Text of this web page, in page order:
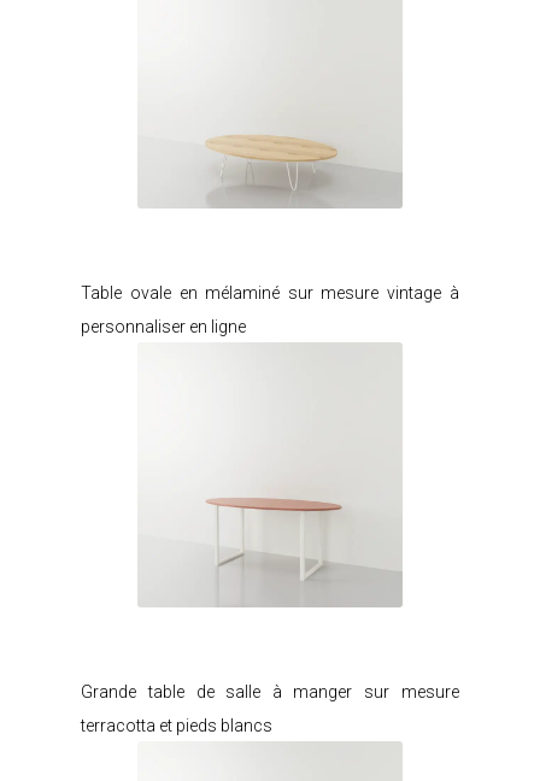
Table ovale en mélaminé sur mesure vintage à
personnaliser en ligne
Grande table de salle à manger sur mesure
terracotta et pieds blancs